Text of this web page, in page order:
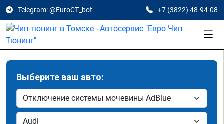
Telegram: @EuroCT_bot +7 (3822) 48-94-08
Выберите ваш авто: